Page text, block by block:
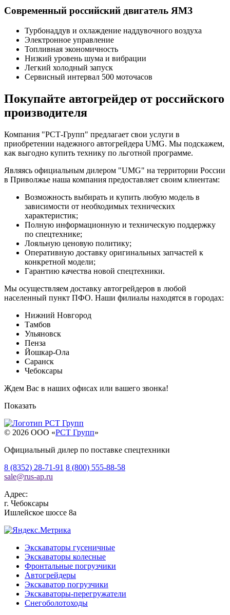
Современный российский двигатель ЯМЗ
Турбонаддув и охлаждение наддувочного воздуха
Электронное управление
Топливная экономичность
Низкий уровень шума и вибрации
Легкий холодный запуск
Сервисный интервал 500 моточасов
Покупайте автогрейдер от российского
производителя
Компания "РСТ-Групп" предлагает свои услуги в
приобретении надежного автогрейдера UMG. Мы подскажем,
как выгодно купить технику по льготной программе.
Являясь официальным дилером "UMG" на территории России
в Приволжье наша компания предоставляет своим клиентам:
Возможность выбирать и купить любую модель в
зависимости от необходимых технических
характеристик;
Полную информационную и техническую поддержку
по спецтехнике;
Лояльную ценовую политику;
Оперативную доставку оригинальных запчастей к
конкретной модели;
Гарантию качества новой спецтехники.
Мы осуществляем доставку автогрейдеров в любой
населенный пункт ПФО. Наши филиалы находятся в городах:
Нижний Новгород
Тамбов
Ульяновск
Пенза
Йошкар-Ола
Саранск
Чебоксары
Ждем Вас в наших офисах или вашего звонка!
Показать
© 2026 OOO «РСТ Групп»
Официальный дилер по поставке спецтехники
8 (8352) 28-71-91 8 (800) 555-88-58
sale@rus-ap.ru
Адрес:
г. Чебоксары
Ишлейское шоссе 8а
Экскаваторы гусеничные
Экскаваторы колесные
Фронтальные погрузчики
Автогрейдеры
Экскаватор погрузчики
Экскаваторы-перегружатели
Снегоболотоходы